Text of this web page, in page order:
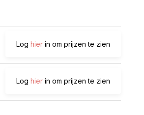
Log hierin om prijzen te zien
Log hierin om prijzen te zien